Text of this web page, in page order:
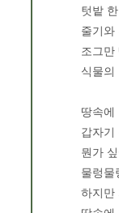
텃밭
줄기와
조그만
식물의
땅속에
갑자기
뭔가
물렁물
하지만